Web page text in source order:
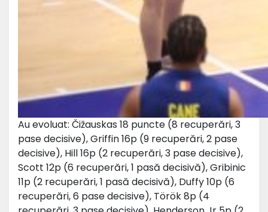
Au evoluat: Čižauskas 18 puncte (8 recuperări, 3
pase decisive), Griffin 16p (9 recuperări, 2 pase
decisive), Hill 16p (2 recuperări, 3 pase decisive),
Scott 12p (6 recuperări, 1 pasă decisivă), Gribinic
11p (2 recuperări, 1 pasă decisivă), Duffy 10p (6
recuperări, 6 pase decisive), Török 8p (4